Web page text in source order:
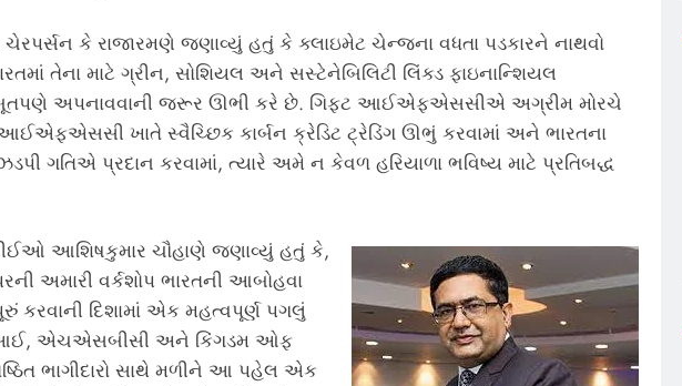
કે રાજારમણે જણાવ્યું હતું કે ક્લાઇમેટ ચેન્જના વધતા પડકારને નાથવો
તેના માટે ગ્રીન, સોશિયલ અને સસ્ટેનેબિલિટી લિંક્ડ ફાઇનાન્શિયલ
અપનાવવાની જરૂર ઊભી કરે છે. ગિફ્ટ આઈએફએસસીએ અગ્રીમ મોરચે
ખાતે સ્વૈચ્છિક કાર્બન ક્રેડિટ ટ્રેડિંગ ઊભું કરવામાં અને ભારતના
ગતિએ પ્રદાન કરવામાં, ત્યારે અમે ન કેવળ હરિયાળા ભવિષ્ય માટે પ્રતિબદ્ધ
આશિષકુમાર ચૌહાણે જણાવ્યું હતું કે,
અમારી વર્કશોપ ભારતની આબોહવા
કરવાની દિશામાં એક મહત્વપૂર્ણ પગલું
એચએસબીસી અને કિંગડમ ઓફ
ભાગીદારો સાથે મળીને આ પહેલ એક